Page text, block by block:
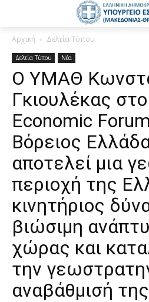
Αρχική Δελτία Τύπου
Δελτία Τύπου Νέα
Ο ΥΜΑΘ
Γκιουλέκας
Economic
Βόρειος
αποτελεί μια
περιοχή της
κινητήριος
βιώσιμη
χώρας και
την
αναβάθμισή